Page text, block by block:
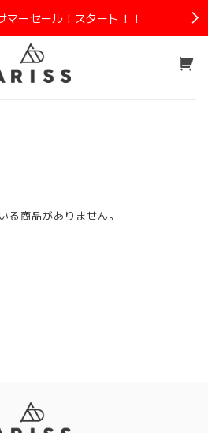
マーセール！スタート！！
る商品がありません。